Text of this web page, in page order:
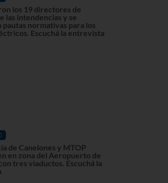
los 19 directores de
las intendencias y se
pautas normativas para los
Escuchá la entrevista
de Canelones y MTOP
en zona del Aeropuerto de
tres viaductos. Escuchá la